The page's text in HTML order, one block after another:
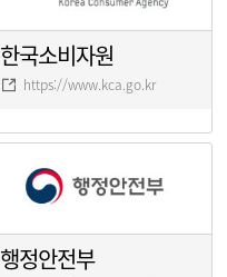
한국소비자원
https://www.kca.go.kr
행정안전부